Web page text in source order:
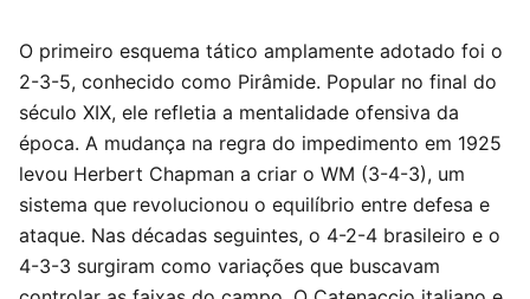
O primeiro esquema tático amplamente adotado foi o
2-3-5, conhecido como Pirâmide. Popular no final do
século XIX, ele refletia a mentalidade ofensiva da
época. A mudança na regra do impedimento em 1925
levou Herbert Chapman a criar o WM (3-4-3), um
sistema que revolucionou o equilíbrio entre defesa e
ataque. Nas décadas seguintes, o 4-2-4 brasileiro e o
4-3-3 surgiram como variações que buscavam